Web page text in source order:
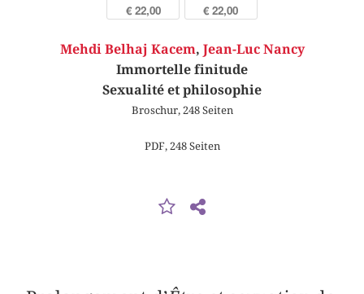
€ 22,00 € 22,00
Mehdi Belhaj Kacem, Jean-Luc Nancy
Immortelle finitude
Sexualité et philosophie
Broschur, 248 Seiten
PDF, 248 Seiten